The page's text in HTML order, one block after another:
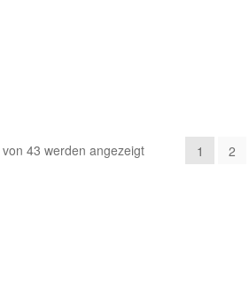
43 werden angezeigt 1 2